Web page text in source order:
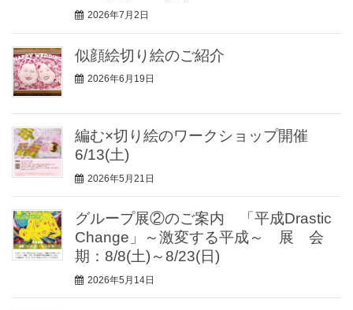
2026年7月2日
似顔絵切り絵のご紹介
2026年6月19日
編む×切り絵のワークショップ開催
6/13(土)
2026年5月21日
グループ展②のご案内 「平成Drastic
Change」～激変する平成～ 展 会
期：8/8(土)～8/23(日)
2026年5月14日